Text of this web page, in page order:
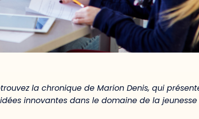
la chronique de Marion Denis, qui
innovantes dans le domaine de la